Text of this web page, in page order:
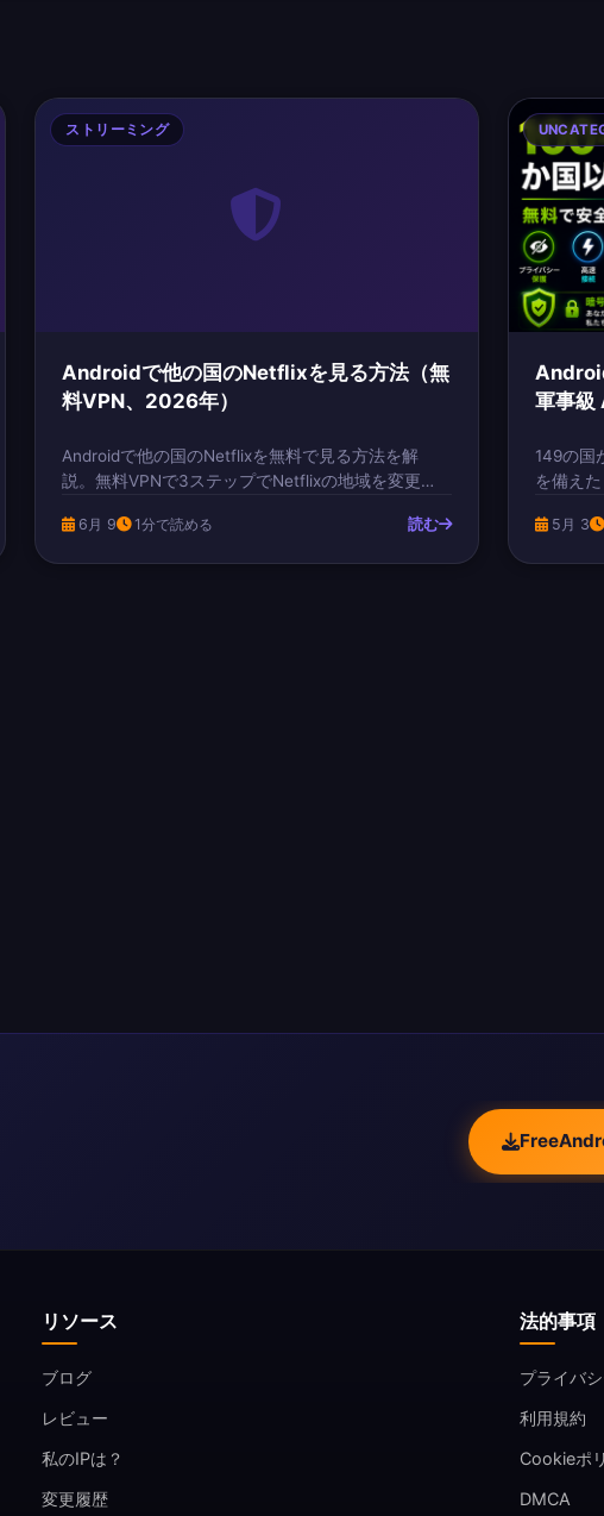
ストリーミング
Androidで他の国のNetflixを見る方法（無
料VPN、2026年）
Androidで他の国のNetflixを無料で見る方法を解
説。無料VPNで3ステップでNetflixの地域を変更
m7111を修正し、149か国にアクセス。登録不要、
6月 9 1分で読める 読む
軍事級
149の国
を備え
あなた
5月 3
リソース
ブログ
レビュー
私のIPは？
変更履歴
法的事項
プライバ
利用規約
Cookieポ
DMCA